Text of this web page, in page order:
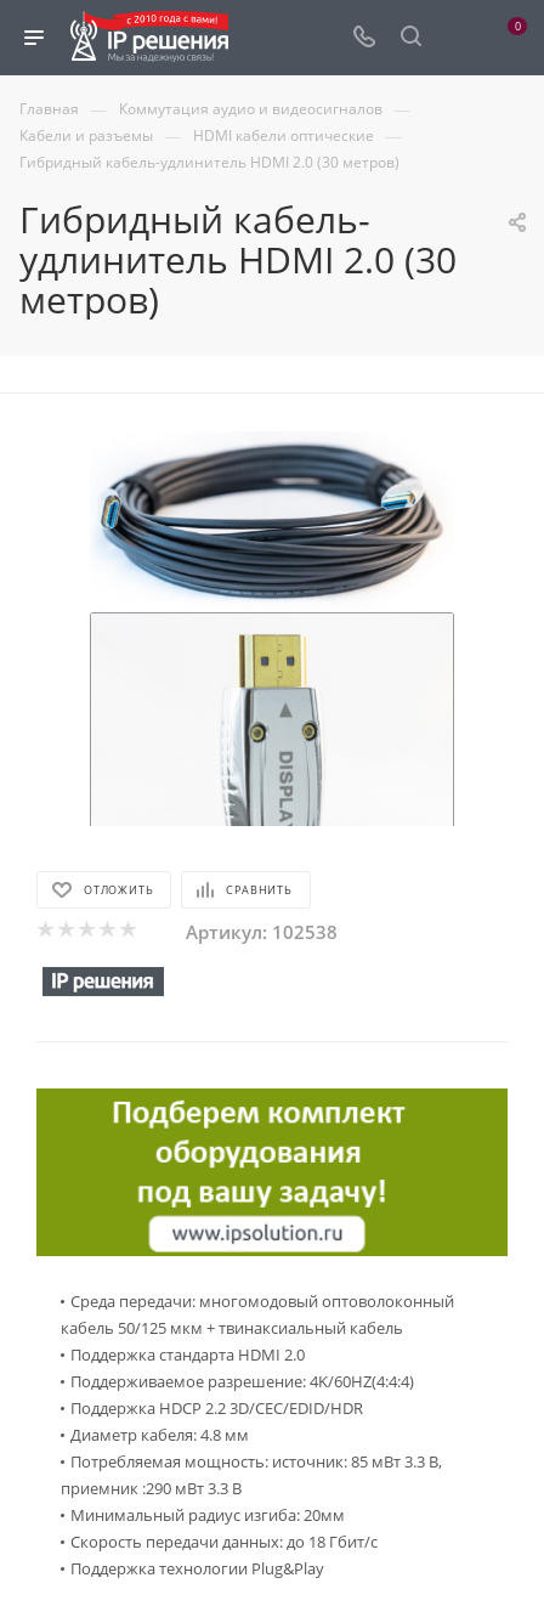
0
Главная — Коммутация аудио и видеосигналов —
Кабели и разъемы — HDMI кабели оптические —
Гибридный кабель-удлинитель HDMI 2.0 (30 метров)
Гибридный кабель-
удлинитель HDMI 2.0 (30
метров)
ОТЛОЖИТЬ СРАВНИТЬ
Артикул: 102538
Среда передачи: многомодовый оптоволоконный
кабель 50/125 мкм + твинаксиальный кабель
Поддержка стандарта HDMI 2.0
Поддерживаемое разрешение: 4K/60HZ(4:4:4)
Поддержка HDCP 2.2 3D/CEC/EDID/HDR
Диаметр кабеля: 4.8 мм
Потребляемая мощность: источник: 85 мВт 3.3 В,
приемник :290 мВт 3.3 В
Минимальный радиус изгиба: 20мм
Скорость передачи данных: до 18 Гбит/с
Поддержка технологии Plug&Play